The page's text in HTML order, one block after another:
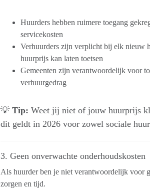
Huurders hebben ruimere toegang
servicekosten
Verhuurders zijn verplicht bij elk nieuw
huurprijs kan laten toetsen
Gemeenten zijn verantwoordelijk voor
verhuurgedrag
💡 Tip: Weet jij niet of jouw huurprijs
dit geldt in 2026 voor zowel sociale
3. Geen onverwachte onderhoudskosten
Als huurder ben je niet verantwoordelijk voor
zorgen en tijd.